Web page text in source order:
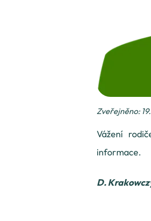
Zveřejněno:
Vážení
informace.
D.